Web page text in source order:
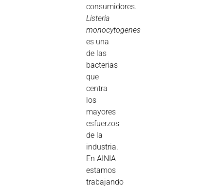
consumidores.
Listeria
monocytogenes
es una
de las
bacterias
que
centra
los
mayores
esfuerzos
de la
industria.
En AINIA
estamos
trabajando